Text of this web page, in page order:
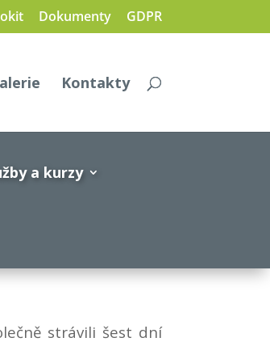
Dokumenty GDPR
Kontakty
a kurzy
strávili šest dní